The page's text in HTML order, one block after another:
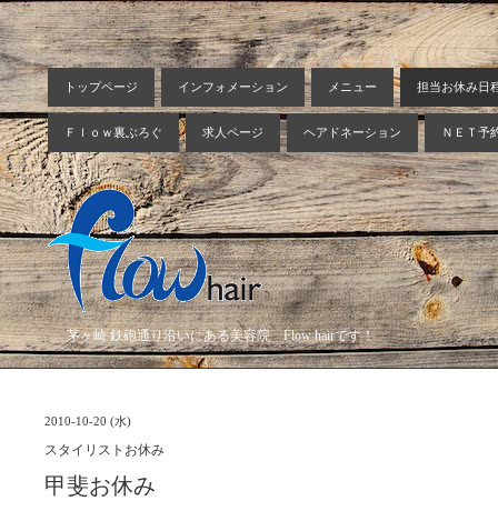
トップページ インフォメーション メニュー 担当お休み日
Ｆｌｏｗ裏ぶろぐ 求人ページ ヘアドネーション ＮＥＴ予
茅ヶ崎 鉄砲通り沿いにある美容院 Flow hairです！
2010-10-20 (水)
スタイリストお休み
甲斐お休み